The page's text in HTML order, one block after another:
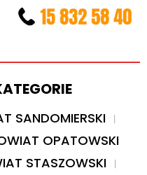
SANDOMIERSKI
OPATOWSKI
STASZOWSKI